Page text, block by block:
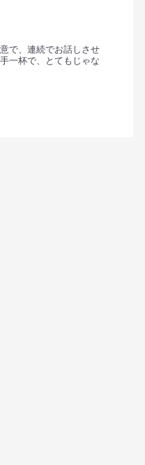
で、連続でお話しさせ
一杯で、とてもじゃな